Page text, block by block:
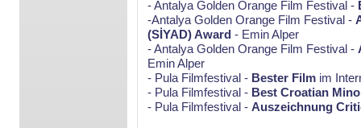
- Antalya Golden Orange Film Festival -
-Antalya Golden Orange Film Festival -
(SİYAD) Award - Emin Alper
- Antalya Golden Orange Film Festival -
Emin Alper
- Pula Filmfestival - Bester Film im
- Pula Filmfestival - Best Croatian
- Pula Filmfestival - Auszeichnung